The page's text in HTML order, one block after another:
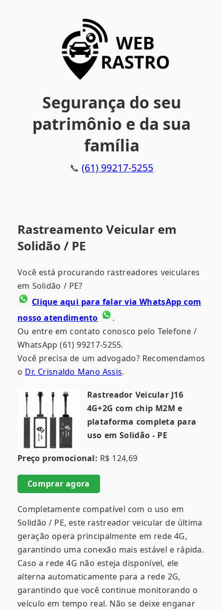
Segurança do seu
patrimônio e da sua
família
📞 (61) 99217-5255
Rastreamento Veicular em
Solidão / PE
Você está procurando rastreadores veiculares
em Solidão / PE?
Clique aqui para falar via WhatsApp com
nosso atendimento
.
Ou entre em contato conosco pelo Telefone /
WhatsApp (61) 99217-5255.
Você precisa de um advogado? Recomendamos
o Dr. Crisnaldo Mano Assis.
Rastreador Veicular J16
4G+2G com chip M2M e
plataforma completa para
uso em Solidão - PE
Preço promocional: R$ 124,69
Comprar agora
Completamente compatível com o uso em
Solidão / PE, este rastreador veicular de última
geração opera principalmente em rede 4G,
garantindo uma conexão mais estável e rápida.
Caso a rede 4G não esteja disponível, ele
alterna automaticamente para a rede 2G,
garantindo que você continue monitorando o
veículo em tempo real. Não se deixe enganar